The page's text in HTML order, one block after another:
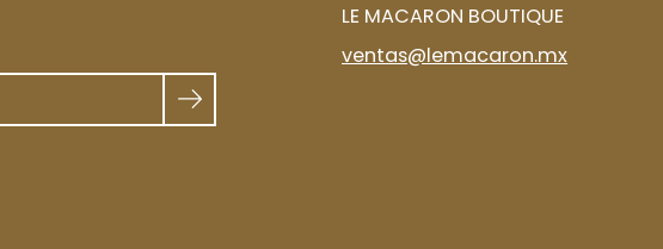
LE MACARON BOUTIQUE
ventas@lemacaron.mx